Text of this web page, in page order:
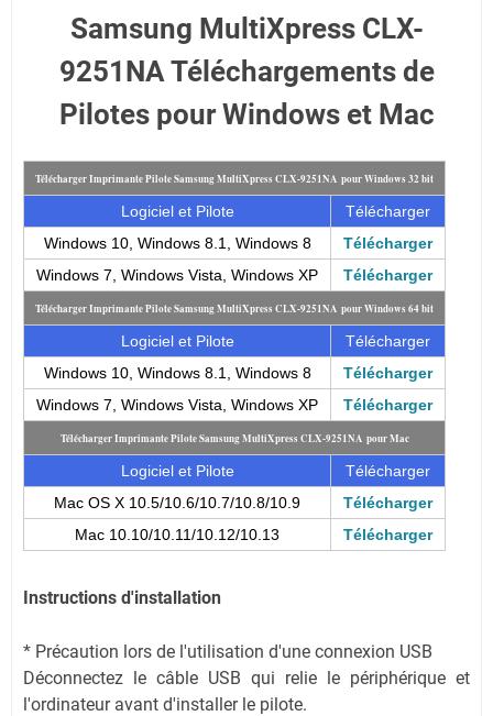
Samsung MultiXpress CLX-
9251NA Téléchargements de
Pilotes pour Windows et Mac
Télécharger Imprimante Pilote Samsung MultiXpress CLX-9251NA pour Windows 32 bit
Logiciel et Pilote
Télécharger
Windows 10, Windows 8.1, Windows 8
Télécharger
Windows 7, Windows Vista, Windows XP
Télécharger
Télécharger Imprimante Pilote Samsung MultiXpress CLX-9251NA pour Windows 64 bit
Logiciel et Pilote
Télécharger
Windows 10, Windows 8.1, Windows 8
Télécharger
Windows 7, Windows Vista, Windows XP
Télécharger
Télécharger Imprimante Pilote Samsung MultiXpress CLX-9251NA pour Mac
Logiciel et Pilote
Télécharger
Mac OS X 10.5/10.6/10.7/10.8/10.9
Télécharger
Mac 10.10/10.11/10.12/10.13
Télécharger
Instructions d'installation
* Précaution lors de l'utilisation d'une connexion USB
Déconnectez le câble USB qui relie le périphérique et
l'ordinateur avant d'installer le pilote.